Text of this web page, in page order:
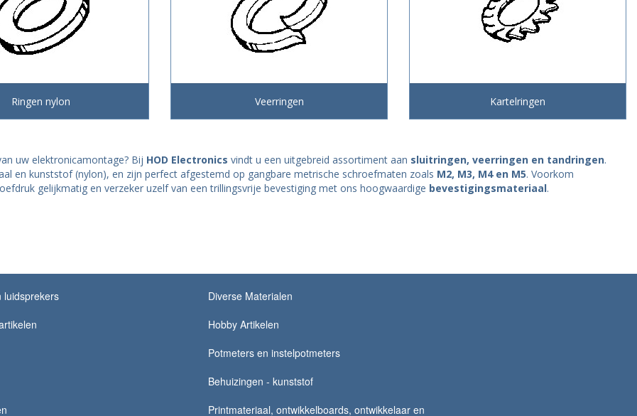
Ringen nylon Veerringen Kartelringen
uw elektronicamontage? Bij HOD Electronics vindt u een uitgebreid assortiment aan sluitringen, veerringen en tandringen.
en kunststof (nylon), en zijn perfect afgestemd op gangbare metrische schroefmaten zoals M2, M3, M4 en M5. Voorkom
gelijkmatig en verzeker uzelf van een trillingsvrije bevestiging met ons hoogwaardige bevestigingsmateriaal.
luidsprekers
Diverse Materialen
Hobby Artikelen
Potmeters en instelpotmeters
Behuizingen - kunststof
Printmateriaal, ontwikkelboards, ontwikkelaar en